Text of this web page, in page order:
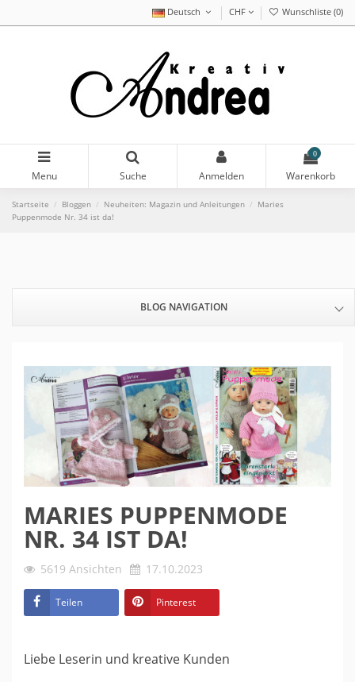
Deutsch CHF Wunschliste (0)
Menu Suche Anmelden
0
Warenkorb
Startseite Bloggen Neuheiten: Magazin und Anleitungen
Maries
Puppenmode Nr. 34 ist da!
BLOG NAVIGATION
MARIES PUPPENMODE
NR. 34 IST DA!
5619 Ansichten 17.10.2023
Teilen Pinterest
Liebe Leserin und kreative Kunden